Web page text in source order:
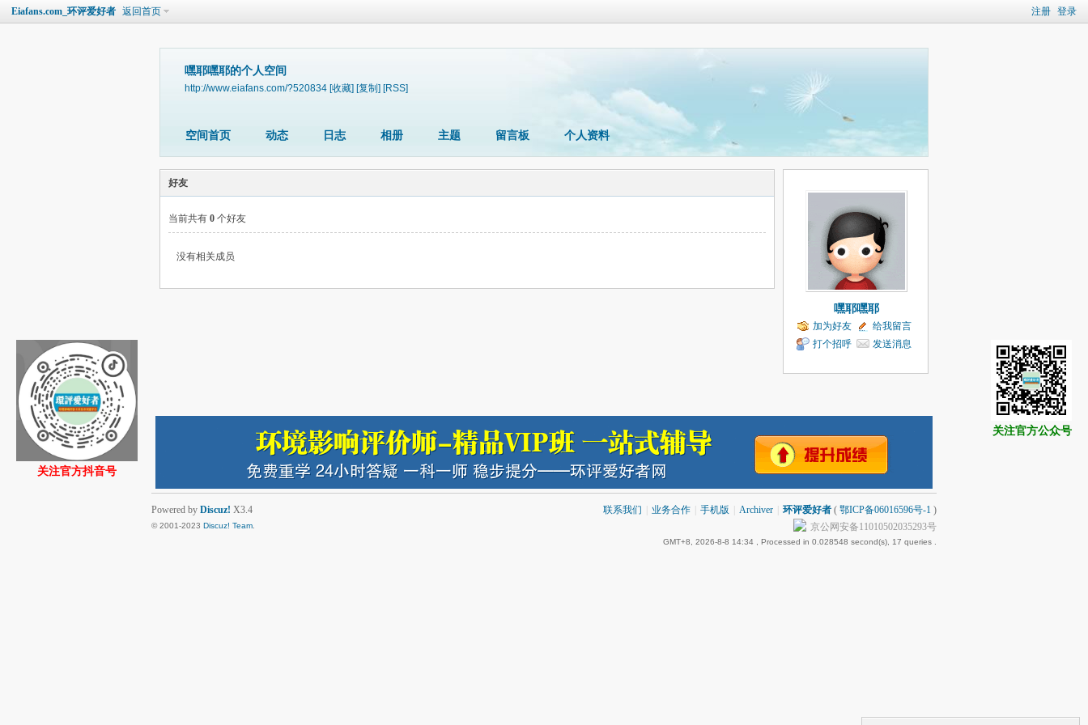
注册 登录
Eiafans.com_环评爱好者 返回首页
嘿耶嘿耶的个人空间
http://www.eiafans.com/?520834 [收藏] [复制] [RSS]
空间首页 动态 日志 相册 主题 留言板 个人资料
好友
当前共有 0 个好友
没有相关成员
嘿耶嘿耶
加为好友
给我留言
打个招呼
发送消息
联系我们 业务合作 手机版 Archiver 环评爱好者 ( 鄂ICP备06016596号-1 )
京公网安备11010502035293号
关注官方公众号
关注官方抖音号
GMT+8, 2026-8-8 14:34 , Processed in 0.028548 second(s), 17 queries .
Powered by Discuz! X3.4
© 2001-2023 Discuz! Team